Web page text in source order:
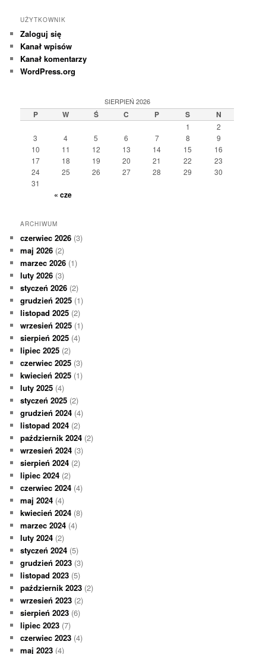
UŻYTKOWNIK
Zaloguj się
Kanał wpisów
Kanał komentarzy
WordPress.org
SIERPIEŃ 2026
P W Ś C P S N
1
2
3
4 5 6 7 8
9
10
11 12 13 14 15
16
17
18 19 20 21 22
23
24
25 26 27 28 29
30
31
« cze
ARCHIWUM
czerwiec 2026 (3)
maj 2026 (2)
marzec 2026 (1)
luty 2026 (3)
styczeń 2026 (2)
grudzień 2025 (1)
listopad 2025 (2)
wrzesień 2025 (1)
sierpień 2025 (4)
lipiec 2025 (2)
czerwiec 2025 (3)
kwiecień 2025 (1)
luty 2025 (4)
styczeń 2025 (2)
grudzień 2024 (4)
listopad 2024 (2)
październik 2024 (2)
wrzesień 2024 (3)
sierpień 2024 (2)
lipiec 2024 (2)
czerwiec 2024 (4)
maj 2024 (4)
kwiecień 2024 (8)
marzec 2024 (4)
luty 2024 (2)
styczeń 2024 (5)
grudzień 2023 (3)
listopad 2023 (5)
październik 2023 (2)
wrzesień 2023 (2)
sierpień 2023 (6)
lipiec 2023 (7)
czerwiec 2023 (4)
maj 2023 (4)